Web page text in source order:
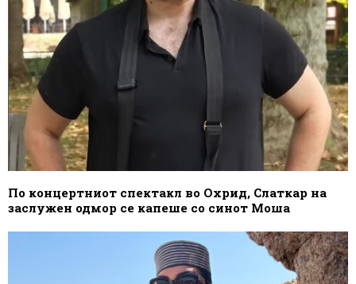
По концертниот спектакл во Охрид, Слаткар на
заслужен одмор се капеше со синот Моша